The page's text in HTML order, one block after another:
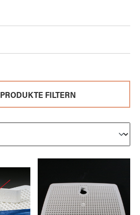
PRODUKTE FILTERN